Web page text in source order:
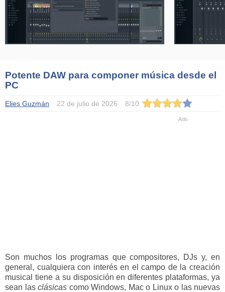
Potente DAW para componer música desde el
PC
Elies Guzmán 22 de julio de 2026 8/10
Son muchos los programas que compositores, DJs y, en
general, cualquiera con interés en el campo de la creación
musical tiene a su disposición en diferentes plataformas, ya
sean las clásicas como Windows, Mac o Linux o las nuevas